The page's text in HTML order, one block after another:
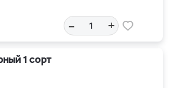
– +
1 сорт